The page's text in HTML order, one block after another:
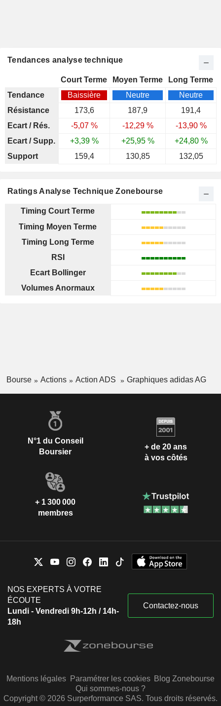
Tendances analyse technique
Court Terme Moyen Terme
Long Terme
Tendance
Baissière Neutre
Neutre
Résistance
173,6 187,9
191,4
Ecart / Rés.
-5,07 % -12,29 %
-13,90 %
Ecart / Supp.
+3,39 % +25,95 %
+24,80 %
Support
159,4 130,85 132,05
Ratings Analyse Technique Zonebourse
Timing Court Terme
Timing Moyen Terme
Timing Long Terme
RSI
Ecart Bollinger
Volumes Anormaux
Bourse Actions Action ADS Graphiques adidas AG
N°1 du Conseil
Boursier
+ de 20 ans
à vos côtés
+ 1 300 000
membres
NOS EXPERTS À VOTRE
ÉCOUTE
Lundi - Vendredi 9h-12h / 14h-
18h
Contactez-nous
Mentions légales Paramétrer les cookies Blog Zonebourse
Qui sommes-nous ?
Copyright © 2026 Surperformance SAS. Tous droits réservés.